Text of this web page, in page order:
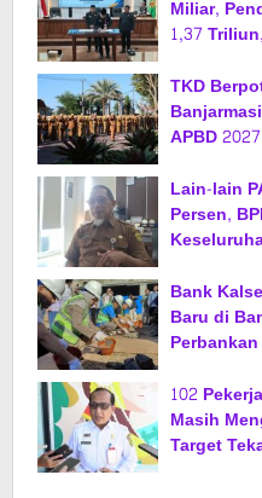
Miliar,
1,37
TKD
APBD 2027
Lain-lain
Persen,
Bank
Baru di
102
Masih
Target